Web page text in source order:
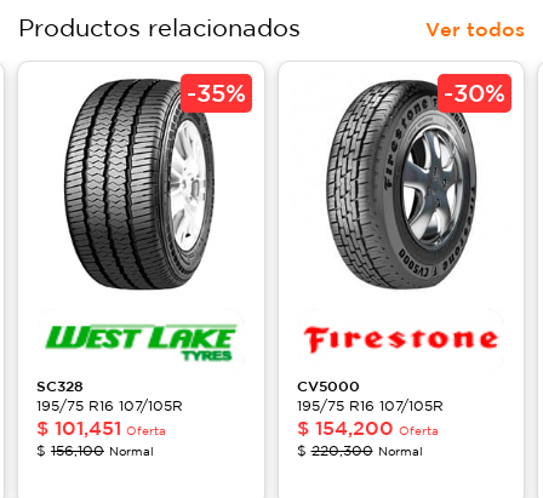
Productos relacionados Ver todos
-35%
SC328
195/75 R16 107/105R
$ 101,451 Oferta
$ 156,100 Normal
-30%
CV5000
195/75 R16 107/105R
$ 154,200 Oferta
$220,300 Normal